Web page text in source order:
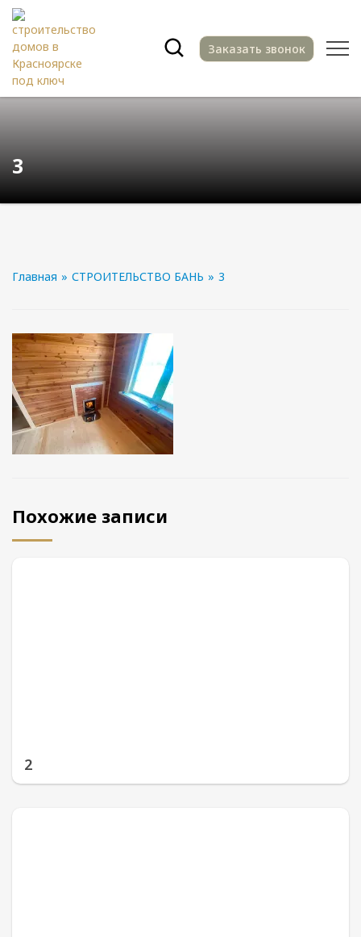
Заказать звонок
3
Главная » СТРОИТЕЛЬСТВО БАНЬ » 3
Похожие записи
2